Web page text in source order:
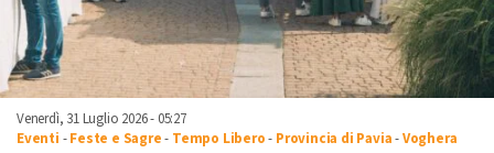
Venerdì, 31 Luglio 2026 - 05:27
Eventi -Feste e Sagre- Tempo Libero- Provincia di Pavia-Voghera